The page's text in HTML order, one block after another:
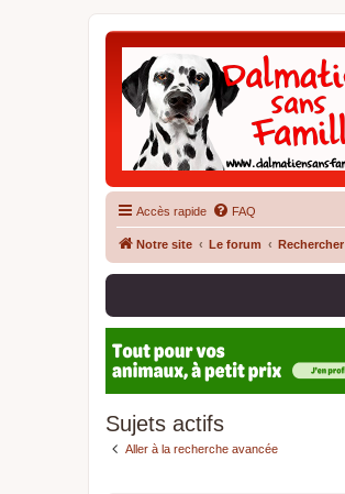
Accès rapide FAQ
Notre site Le forum Rechercher
Sujets actifs
Aller à la recherche avancée